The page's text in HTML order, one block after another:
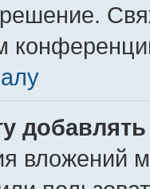
вложений